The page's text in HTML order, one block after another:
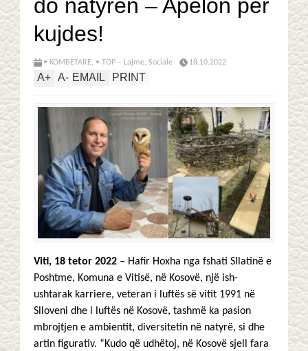
do natyrën – Apelon për
kujdes!
• KOMBËTARE, • TOP – Lajme, Sociale 18.10.2022
A+ A- EMAIL PRINT
Viti, 18 tetor 2022 – Hafir Hoxha nga fshati Sllatinë e
Poshtme, Komuna e Vitisë, në Kosovë, një ish-
ushtarak karriere, veteran i luftës së vitit 1991 në
Slloveni dhe i luftës në Kosovë, tashmë ka pasion
mbrojtjen e ambientit, diversitetin në natyrë, si dhe
artin figurativ. “Kudo që udhëtoj, në Kosovë sjell fara